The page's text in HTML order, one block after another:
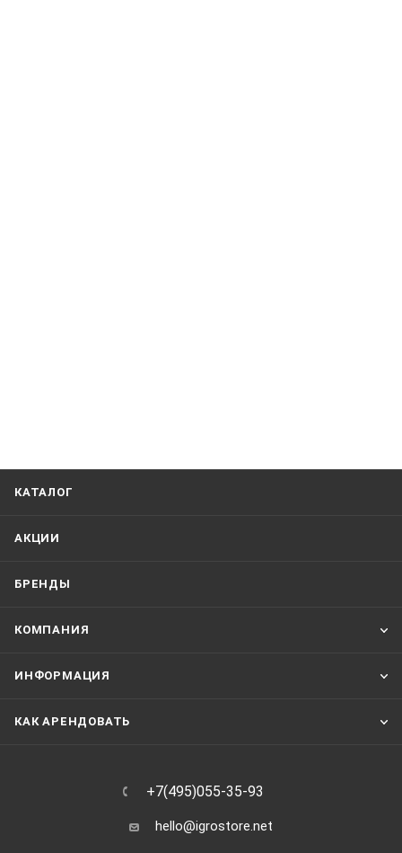
КАТАЛОГ
АКЦИИ
БРЕНДЫ
КОМПАНИЯ
ИНФОРМАЦИЯ
КАК АРЕНДОВАТЬ
+7(495)055-35-93
hello@igrostore.net